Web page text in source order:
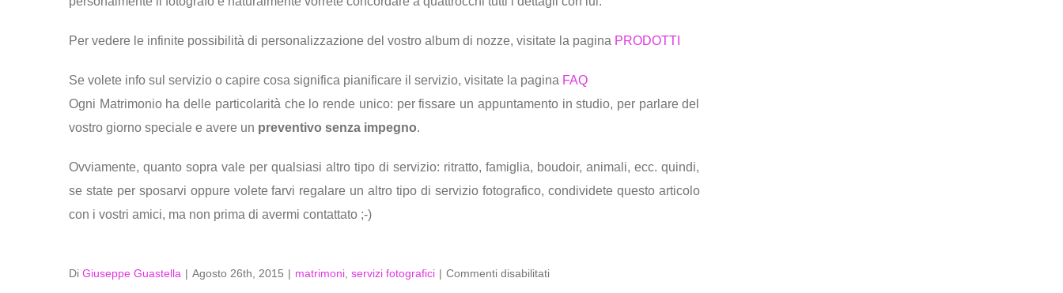
Per vedere le infinite possibilità di personalizzazione del vostro album di nozze, visitate la pagina PRODOTTI
Se volete info sul servizio o capire cosa significa pianificare il servizio, visitate la pagina FAQ
Ogni Matrimonio ha delle particolarità che lo rende unico: per fissare un appuntamento in studio, per parlare del
vostro giorno speciale e avere un preventivo senza impegno.
Ovviamente, quanto sopra vale per qualsiasi altro tipo di servizio: ritratto, famiglia, boudoir, animali, ecc. quindi,
se state per sposarvi oppure volete farvi regalare un altro tipo di servizio fotografico, condividete questo articolo
con i vostri amici, ma non prima di avermi contattato ;-)
Di Giuseppe Guastella | Agosto 26th, 2015 | matrimoni servizi fotografici | Commenti disabilitatisu